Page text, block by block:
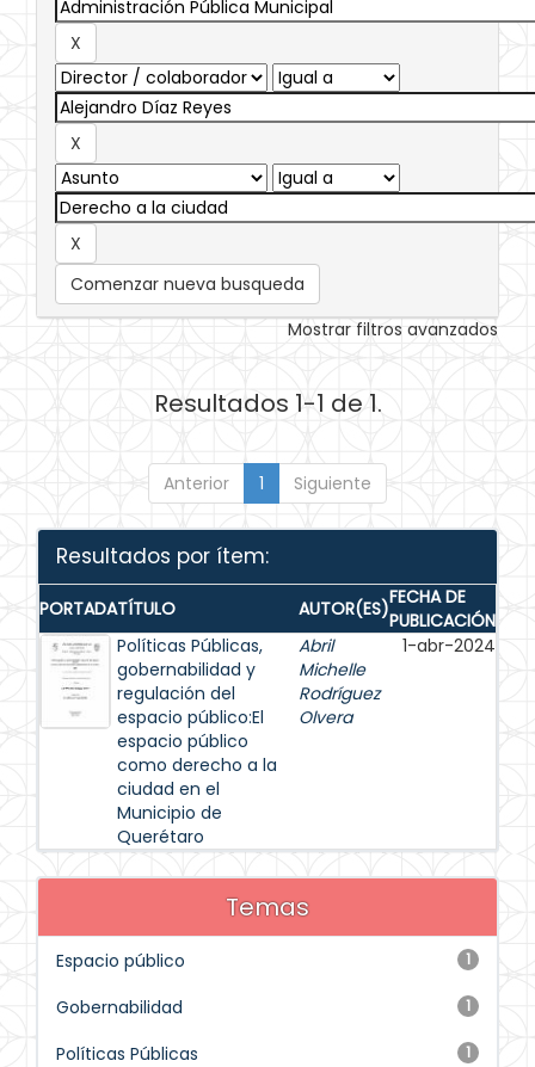
Comenzar nueva busqueda
Mostrar filtros avanzados
Resultados 1-1 de 1.
Anterior 1 Siguiente
Resultados por ítem:
PORTADATÍTULO AUTOR(ES)FECHA DE
PUBLICACIÓN
Políticas Públicas,
gobernabilidad y
regulación del
espacio público:El
espacio público
como derecho a la
ciudad en el
Municipio de
Querétaro
Abril
Michelle
Rodríguez
Olvera
1-abr-2024
Temas
1
Espacio público
1
Gobernabilidad
1
Políticas Públicas